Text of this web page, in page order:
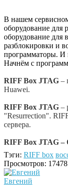
В нашем
оборудование для
оборудование для
разблокировки и
программаторы. И
Начнём с
RIFF Box JTAG –
Huawei.
RIFF Box JTAG –
"Resurrection".
сервера.
RIFF Box JTAG –
Тэги: RIFF box
Просмотров: 17478
Евгений